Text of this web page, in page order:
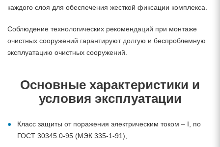
каждого слоя для обеспечения жесткой фиксации комплекса.
Соблюдение технологических рекомендаций при монтаже
очистных сооружений гарантируют долгую и беспроблемную
эксплуатацию очистных сооружений.
Основные характеристики и
условия эксплуатации
Класс защиты от поражения электрическим током – I, по
ГОСТ 30345.0-95 (МЭК 335-1-91);